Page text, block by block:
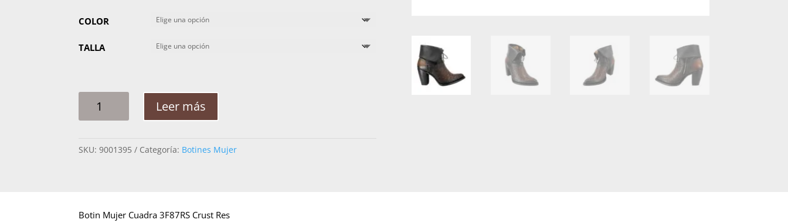
COLOR
TALLA
MUJER
Leer más
SKU:9001395 Categoría: Botines Mujer
Botin Mujer Cuadra 3F87RS Crust Res